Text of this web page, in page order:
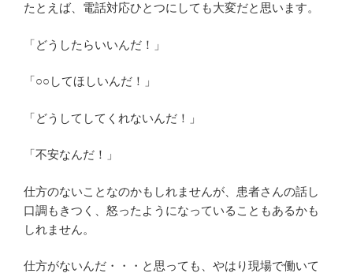
たとえば、電話対応ひとつにしても大変だと思います。
「どうしたらいいんだ！」
「○○してほしいんだ！」
「どうしてしてくれないんだ！」
「不安なんだ！」
仕方のないことなのかもしれませんが、患者さんの話し
口調もきつく、怒ったようになっていることもあるかも
しれません。
仕方がないんだ・・・と思っても、やはり現場で働いて